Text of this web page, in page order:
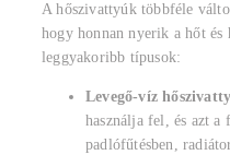
A hőszivattyúk többféle
hogy honnan nyerik a hőt és
leggyakoribb típusok:
Levegő-víz
használja fel, és azt a
padlófűtésben,